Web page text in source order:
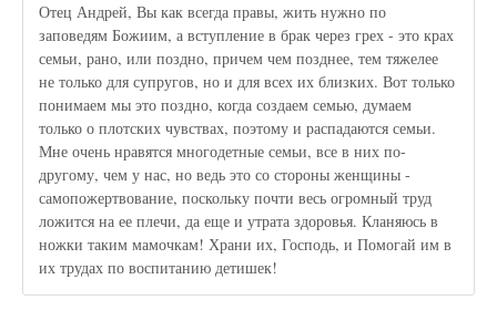
Отец Андрей, Вы как всегда правы, жить нужно по
заповедям Божиим, а вступление в брак через грех - это крах
семьи, рано, или поздно, причем чем позднее, тем тяжелее
не только для супругов, но и для всех их близких. Вот только
понимаем мы это поздно, когда создаем семью, думаем
только о плотских чувствах, поэтому и распадаются семьи.
Мне очень нравятся многодетные семьи, все в них по-
другому, чем у нас, но ведь это со стороны женщины -
самопожертвование, поскольку почти весь огромный труд
ложится на ее плечи, да еще и утрата здоровья. Кланяюсь в
ножки таким мамочкам! Храни их, Господь, и Помогай им в
их трудах по воспитанию детишек!